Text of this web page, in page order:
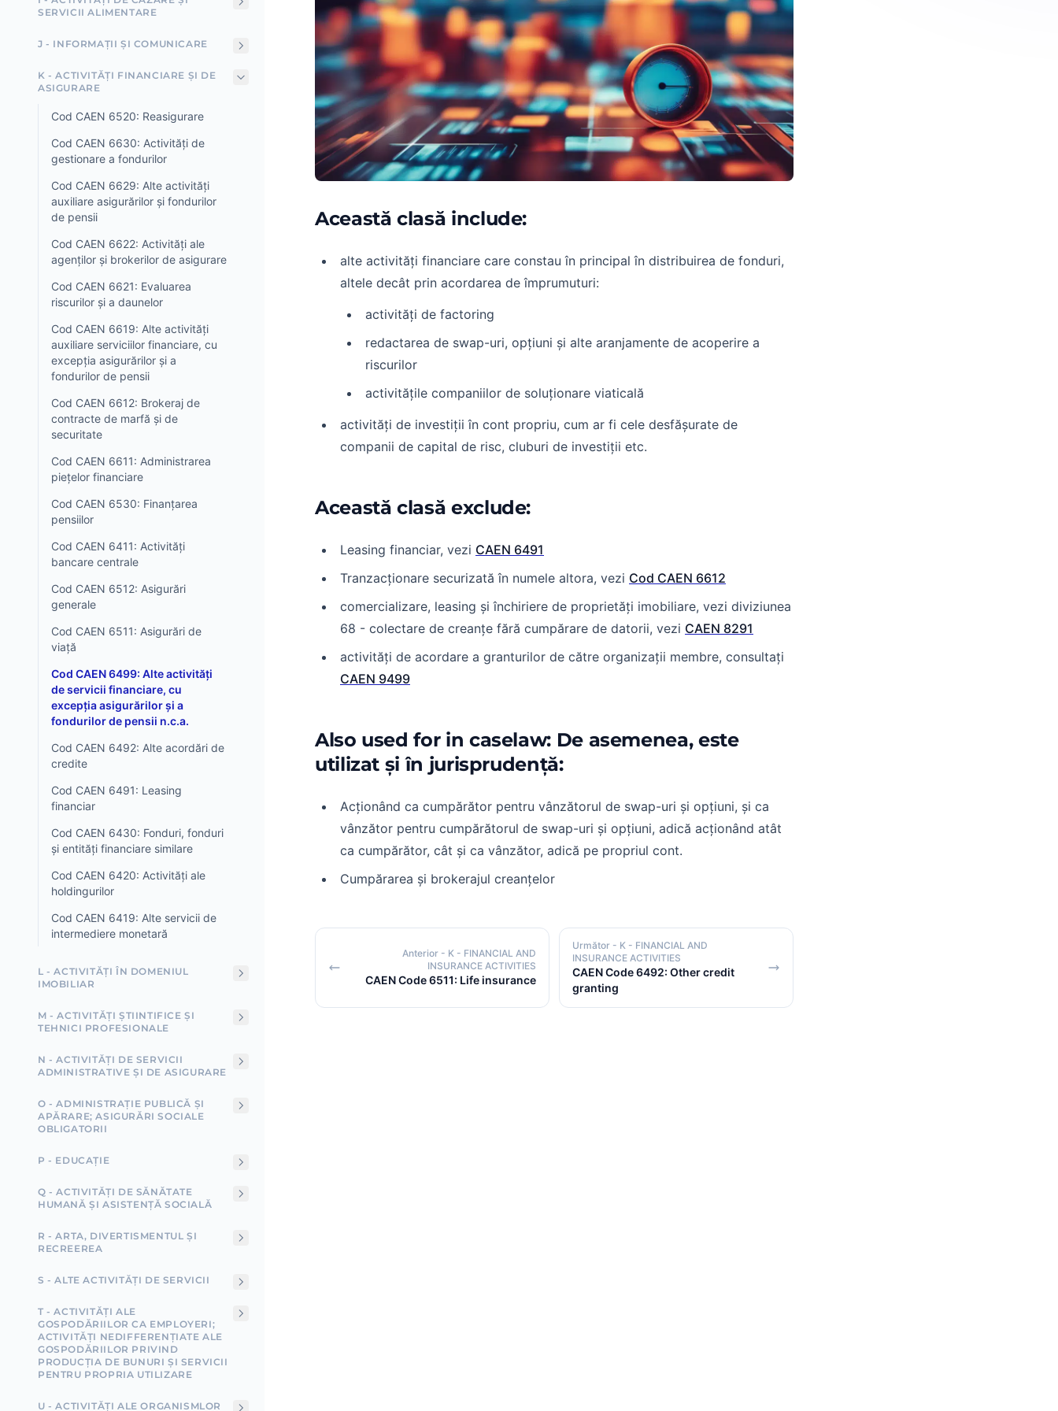
SERVICII ALIMENTARE
J - INFORMAȚII ȘI COMUNICARE
K - ACTIVITĂȚI FINANCIARE ȘI DE
ASIGURARE
Cod CAEN 6520: Reasigurare
Cod CAEN 6630: Activități de
gestionare a fondurilor
Cod CAEN 6629: Alte activități
auxiliare asigurărilor și fondurilor
de pensii
Cod CAEN 6622: Activități ale
agenților și brokerilor de asigurare
Cod CAEN 6621: Evaluarea
riscurilor și a daunelor
Cod CAEN 6619: Alte activități
auxiliare serviciilor financiare, cu
excepția asigurărilor și a
fondurilor de pensii
Cod CAEN 6612: Brokeraj de
contracte de marfă și de
securitate
Cod CAEN 6611: Administrarea
piețelor financiare
Cod CAEN 6530: Finanțarea
pensiilor
Cod CAEN 6411: Activități
bancare centrale
Cod CAEN 6512: Asigurări
generale
Cod CAEN 6511: Asigurări de
viață
Cod CAEN 6499: Alte activități
de servicii financiare, cu
excepția asigurărilor și a
fondurilor de pensii n.c.a.
Cod CAEN 6492: Alte acordări de
credite
Cod CAEN 6491: Leasing
financiar
Cod CAEN 6430: Fonduri, fonduri
și entități financiare similare
Cod CAEN 6420: Activități ale
holdingurilor
Cod CAEN 6419: Alte servicii de
intermediere monetară
L - ACTIVITĂȚI ÎN DOMENIUL
IMOBILIAR
M - ACTIVITĂȚI ȘTIINTIFICE ȘI
TEHNICI PROFESIONALE
N - ACTIVITĂȚI DE SERVICII
ADMINISTRATIVE ȘI DE ASIGURARE
O - ADMINISTRAȚIE PUBLICĂ ȘI
APĂRARE; ASIGURĂRI SOCIALE
OBLIGATORII
P - EDUCAȚIE
Q - ACTIVITĂȚI DE SĂNĂTATE
HUMANĂ ȘI ASISTENȚĂ SOCIALĂ
R - ARTA, DIVERTISMENTUL ȘI
RECREEREA
S - ALTE ACTIVITĂȚI DE SERVICII
T - ACTIVITĂȚI ALE
GOSPODĂRIILOR CA EMPLOYERI;
ACTIVITĂȚI NEDIFFERENȚIATE ALE
GOSPODĂRIILOR PRIVIND
PRODUCȚIA DE BUNURI ȘI SERVICII
PENTRU PROPRIA UTILIZARE
U - ACTIVITĂȚI ALE ORGANISMLOR
Această clasă include:
alte activități financiare care constau în principal în distribuirea de fonduri,
altele decât prin acordarea de împrumuturi:
activități de factoring
redactarea de swap-uri, opțiuni și alte aranjamente de acoperire a
riscurilor
activitățile companiilor de soluționare viaticală
activități de investiții în cont propriu, cum ar fi cele desfășurate de
companii de capital de risc, cluburi de investiții etc.
Această clasă exclude:
Leasing financiar, vezi CAEN 6491
Tranzacționare securizată în numele altora, vezi Cod CAEN 6612
comercializare, leasing și închiriere de proprietăți imobiliare, vezi diviziunea
68 - colectare de creanțe fără cumpărare de datorii, vezi CAEN 8291
activități de acordare a granturilor de către organizații membre, consultați
CAEN 9499
Also used for in caselaw: De asemenea, este
utilizat și în jurisprudență:
Acționând ca cumpărător pentru vânzătorul de swap-uri și opțiuni, și ca
vânzător pentru cumpărătorul de swap-uri și opțiuni, adică acționând atât
ca cumpărător, cât și ca vânzător, adică pe propriul cont.
Cumpărarea și brokerajul creanțelor
Anterior - K - FINANCIAL AND
INSURANCE ACTIVITIES
CAEN Code 6511: Life insurance
Următor - K - FINANCIAL AND
INSURANCE ACTIVITIES
CAEN Code 6492: Other credit
granting